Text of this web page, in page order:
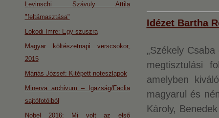
Idézet Bartha
„Székely
megtisztulási
amelyben
magyarul és
Károly,
Levinschi Szávuly Attila
"feltámasztása"
Lokodi Imre: Egy szuszra
Magyar költészetnapi verscsokor,
2015
Máriás József: Kitépett noteszlapok
Minerva archivum – Igazság/Faclia
sajtófotóiból
Nobel 2016: Mi volt az első